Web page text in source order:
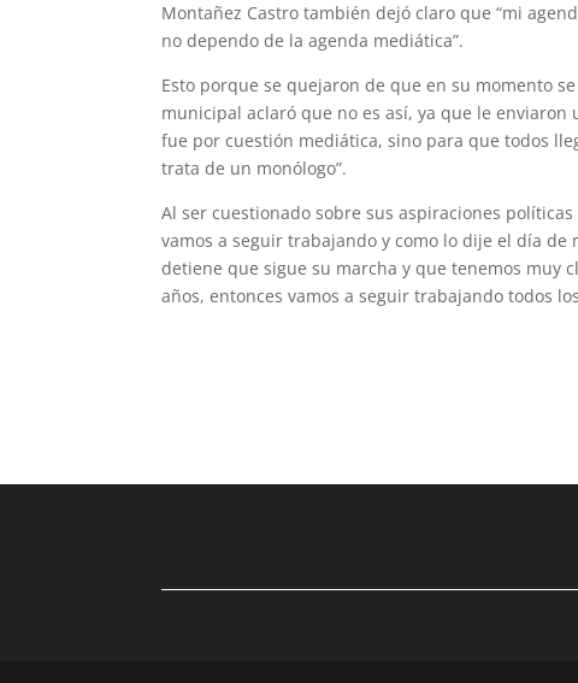
Montañez Castro también dejó claro que “mi
no dependo de la agenda mediática”.
Esto porque se quejaron de que en su momento
municipal aclaró que no es así, ya que le
fue por cuestión mediática, sino para que todos
trata de un monólogo”.
Al ser cuestionado sobre sus aspiraciones
vamos a seguir trabajando y como lo dije el día
detiene que sigue su marcha y que tenemos muy
años, entonces vamos a seguir trabajando todos